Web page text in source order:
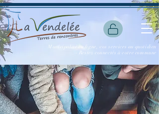
Municipalité en ligne, vos services au quotidien
- Restez connectés à votre commune